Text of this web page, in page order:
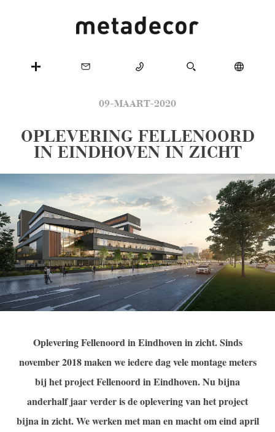
09-MAART-2020
OPLEVERING FELLENOORD
IN EINDHOVEN IN ZICHT
Oplevering Fellenoord in Eindhoven in zicht. Sinds
november 2018 maken we iedere dag vele montage meters
bij het project Fellenoord in Eindhoven. Nu bijna
anderhalf jaar verder is de oplevering van het project
bijna in zicht. We werken met man en macht om eind april